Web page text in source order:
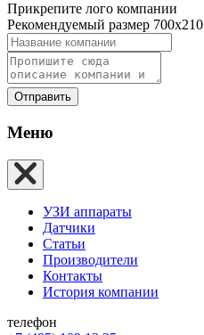
Прикрепите лого компании
Рекомендуемый размер 700х210
Отправить
Меню
УЗИ аппараты
Датчики
Статьи
Производители
Контакты
История компании
телефон